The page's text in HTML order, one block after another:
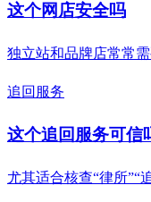
这个网店安全吗
独立站和品牌店常常
追回服务
这个追回服务可信
尤其适合核查“律所”“